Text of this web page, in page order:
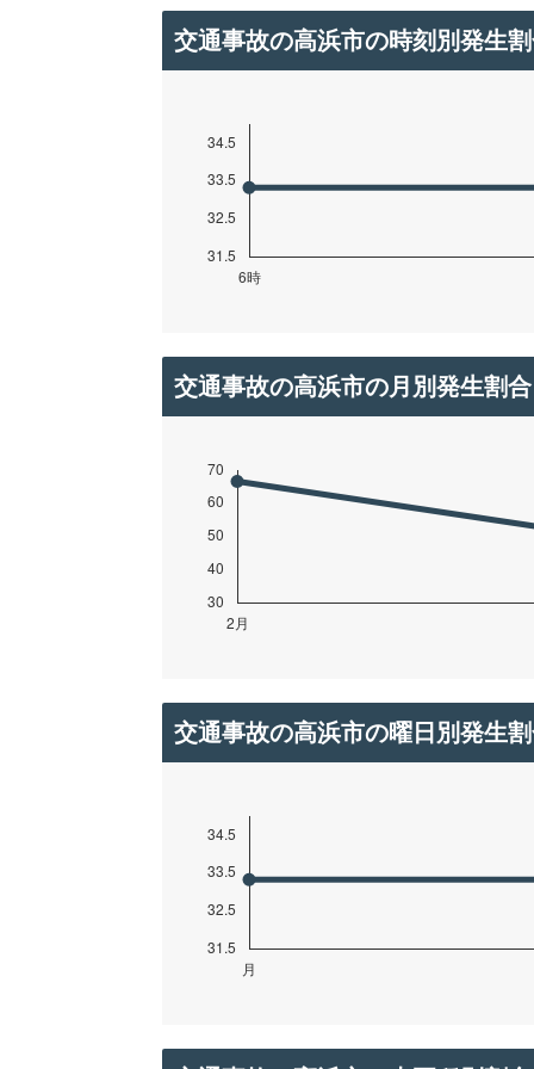
交通事故の高浜市の時刻別発生
交通事故の高浜市の月別発生割合
交通事故の高浜市の曜日別発生